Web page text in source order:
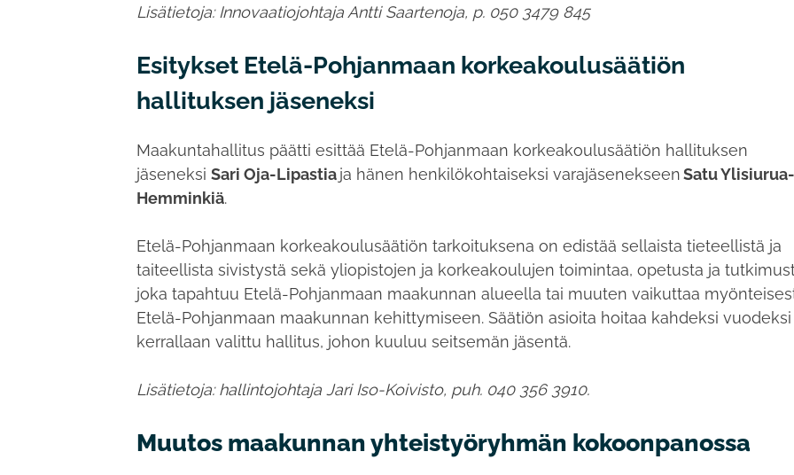
Lisätietoja: Innovaatiojohtaja Antti Saartenoja, p. 050 3479 845
Esitykset Etelä-Pohjanmaan korkeakoulusäätiön
hallituksen jäseneksi
Maakuntahallitus päätti esittää Etelä-Pohjanmaan korkeakoulusäätiön hallituksen
jäseneksiSari Oja-Lipastiaja hänen henkilökohtaiseksi varajäsenekseenSatu
Hemminkiä.
Etelä-Pohjanmaan korkeakoulusäätiön tarkoituksena on edistää sellaista tieteellistä ja
taiteellista sivistystä sekä yliopistojen ja korkeakoulujen toimintaa, opetusta ja
joka tapahtuu Etelä-Pohjanmaan maakunnan alueella tai muuten vaikuttaa
Etelä-Pohjanmaan maakunnan kehittymiseen. Säätiön asioita hoitaa kahdeksi vuodeksi
kerrallaan valittu hallitus, johon kuuluu seitsemän jäsentä.
Lisätietoja: hallintojohtaja Jari Iso-Koivisto, puh. 040 356 3910.
Muutos maakunnan yhteistyöryhmän kokoonpanossa